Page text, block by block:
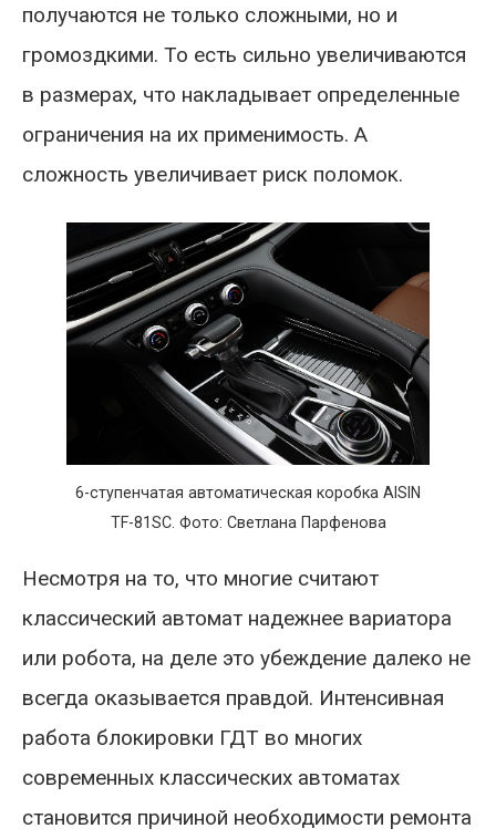
получаются не только сложными, но и
громоздкими. То есть сильно увеличиваются
в размерах, что накладывает определенные
ограничения на их применимость. А
сложность увеличивает риск поломок.
6-ступенчатая автоматическая коробка AISIN
TF-81SC. Фото: Светлана Парфенова
Несмотря на то, что многие считают
классический автомат надежнее вариатора
или робота, на деле это убеждение далеко не
всегда оказывается правдой. Интенсивная
работа блокировки ГДТ во многих
современных классических автоматах
становится причиной необходимости ремонта